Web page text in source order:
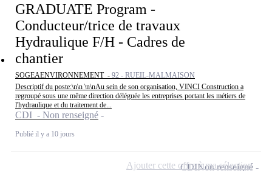
GRADUATE Program -
Conducteur/trice de travaux
Hydraulique F/H - Cadres de
chantier
SOGEAENVIRONNEMENT - 92 - RUEIL-MALMAISON
Descriptif du poste:\n\n \n\nAu sein de son organisation, VINCI Construction a
regroupé sous une même direction déléguée les entreprises portant les métiers de
l'hydraulique et du traitement de...
CDI - Non renseigné
Publié il y a 10 jours
CDINon renseigné
Ajouter cette offre à ma sélection